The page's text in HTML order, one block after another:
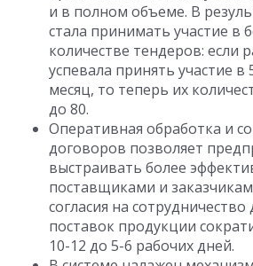
и в полном объеме. В
стала принимать участие в
количестве тендеров: если
успевала принять участие в
месяц, то теперь их
до 80.
Оперативная обработка и
договоров позволяет
выстраивать более
поставщиками и
согласия на
поставок продукции
10-12 до 5-6 рабочих дней.